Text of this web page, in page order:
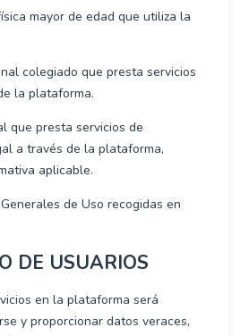
mayor de edad que utiliza la
colegiado que presta servicios
la plataforma.
que presta servicios de
a través de la plataforma,
aplicable.
de Uso recogidas en
DE USUARIOS
en la plataforma será
y proporcionar datos veraces,